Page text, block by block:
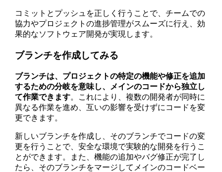
コミットとプッシュを正しく行うことで、チームでの
協力やプロジェクトの進捗管理がスムーズに行え、効
果的なソフトウェア開発が実現します。
ブランチを作成してみる
ブランチは、プロジェクトの特定の機能や修正を追加
するための分岐を意味し、メインのコードから独立し
て作業できます。これにより、複数の開発者が同時に
異なる作業を進め、互いの影響を受けずにコードを変
更できます。
新しいブランチを作成し、そのブランチでコードの変
更を行うことで、安全な環境で実験的な開発を行うこ
とができます。また、機能の追加やバグ修正が完了し
たら、そのブランチをマージしてメインのコードベー